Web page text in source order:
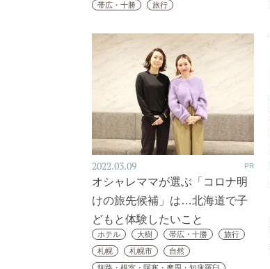
帯広・十勝
旅行
2022.03.09 PR
オシャレママが選ぶ「コロナ明
けの旅先候補」は…北海道で子
どもと体験したいこと
ホテル 大樹 帯広・十勝
旅行
札幌
札幌市
自然